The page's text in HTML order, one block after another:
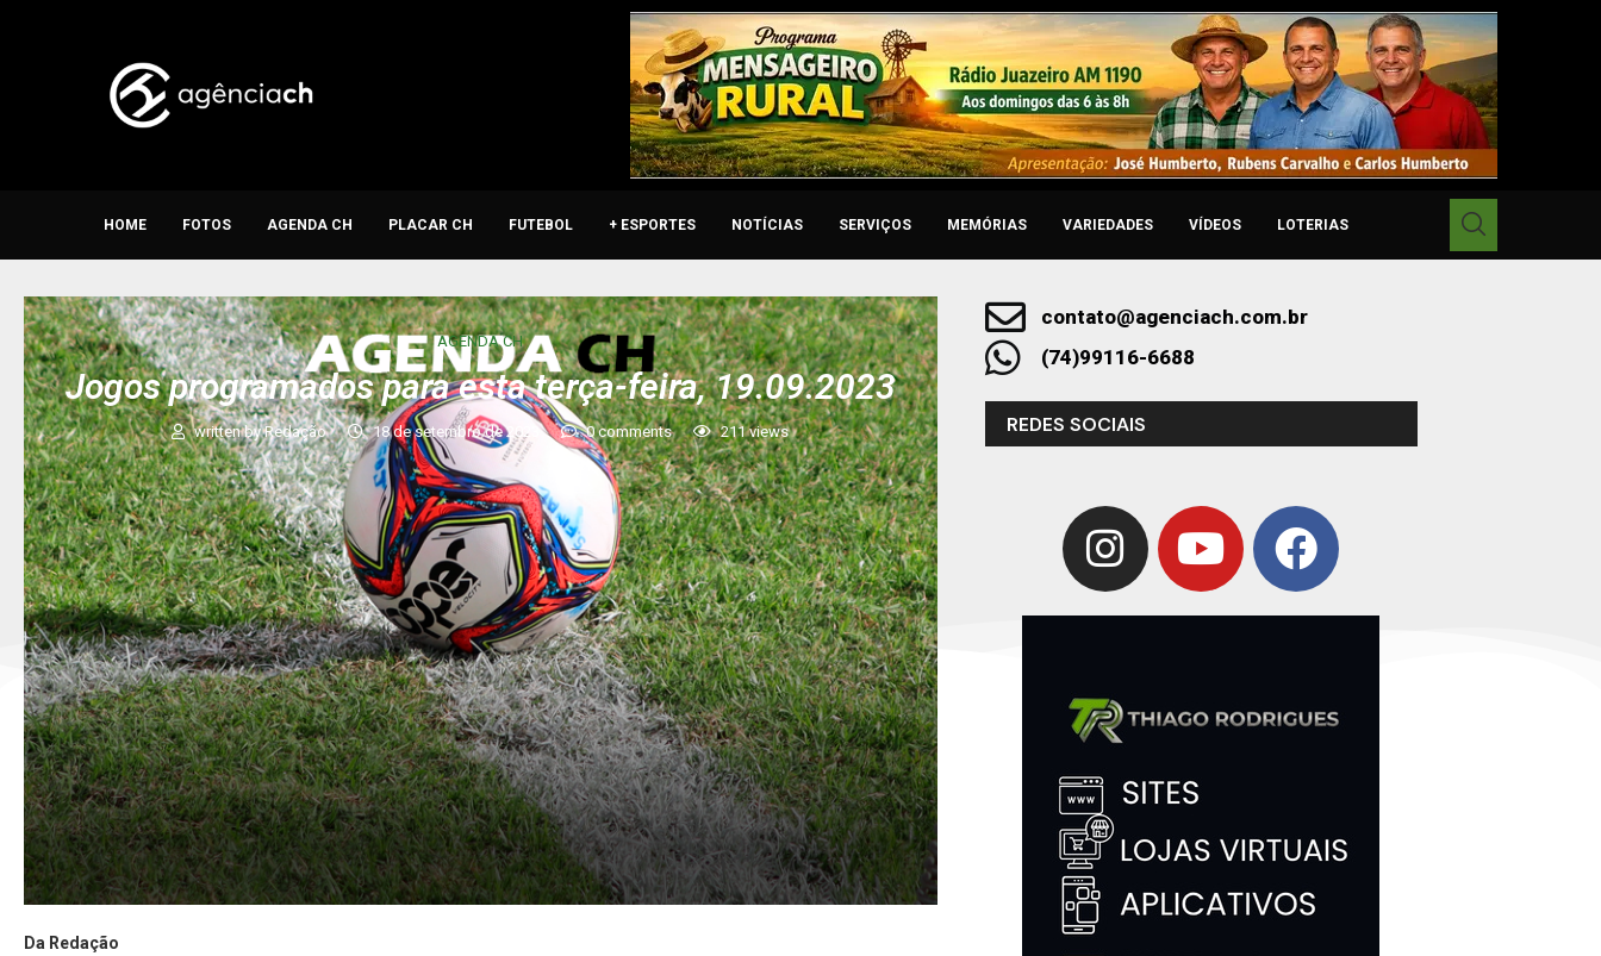
HOME FOTOS AGENDA CH PLACAR CH FUTEBOL + ESPORTES NOTÍCIAS SERVIÇOS MEMÓRIAS VARIEDADES VÍDEOS LOTERIAS
AGENDA CH
Jogos programados para esta terça-feira, 19.09.2023
written byRedação 18 de setembro de 2023 0 comments 211views
Da Redação
contato@agenciach.com.br
(74)99116-6688
REDES SOCIAIS